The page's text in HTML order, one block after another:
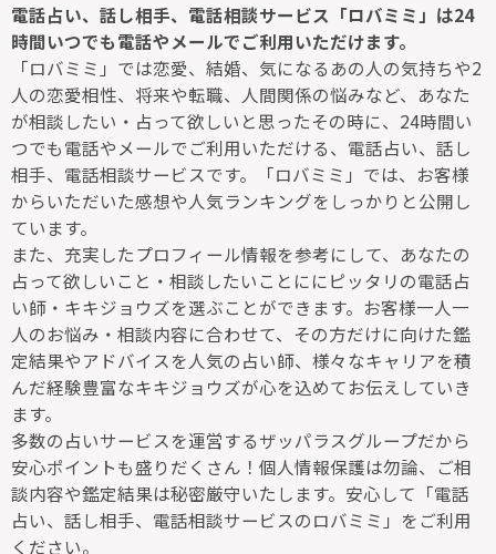
電話占い、話し相手、電話相談サービス「ロバミミ」は24
時間いつでも電話やメールでご利用いただけます。
「ロバミミ」では恋愛、結婚、気になるあの人の気持ちや2
人の恋愛相性、将来や転職、人間関係の悩みなど、あなた
が相談したい・占って欲しいと思ったその時に、24時間い
つでも電話やメールでご利用いただける、電話占い、話し
相手、電話相談サービスです。「ロバミミ」では、お客様
からいただいた感想や人気ランキングをしっかりと公開し
ています。
また、充実したプロフィール情報を参考にして、あなたの
占って欲しいこと・相談したいことににピッタリの電話占
い師・キキジョウズを選ぶことができます。お客様一人一
人のお悩み・相談内容に合わせて、その方だけに向けた鑑
定結果やアドバイスを人気の占い師、様々なキャリアを積
んだ経験豊富なキキジョウズが心を込めてお伝えしていき
ます。
多数の占いサービスを運営するザッパラスグループだから
安心ポイントも盛りだくさん！個人情報保護は勿論、ご相
談内容や鑑定結果は秘密厳守いたします。安心して「電話
占い、話し相手、電話相談サービスのロバミミ」をご利用
ください。